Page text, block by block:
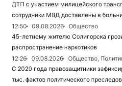
ДТП с участием милицейского
сотрудники МВД доставлены в
12:50
09.08.2026
Общество
45-летнему жителю Солигорска
распространение наркотиков
12:26
09.08.2026
Общество,
С 2020 года правозащитники
тыс. фактов политического